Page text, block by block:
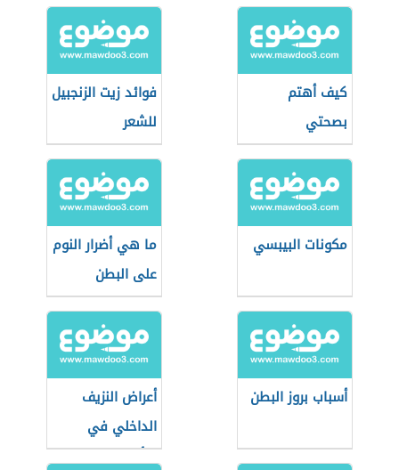
كيف أهتم
بصحتي
فوائد زيت الزنجبيل
للشعر
مكونات البيبسي
ما هي أضرار النوم
على البطن
أسباب بروز البطن
أعراض النزيف
الداخلي في
الرأس